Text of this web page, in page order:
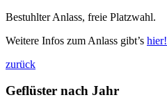
Bestuhlter Anlass, freie Platzwahl.
Weitere Infos zum Anlass gibt’s hier!
zurück
Geflüster nach Jahr